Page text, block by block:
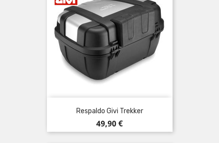
Respaldo Givi Trekker
Precio
49,90 €